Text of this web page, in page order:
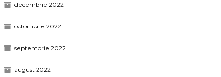
decembrie 2022
octombrie 2022
septembrie 2022
august 2022